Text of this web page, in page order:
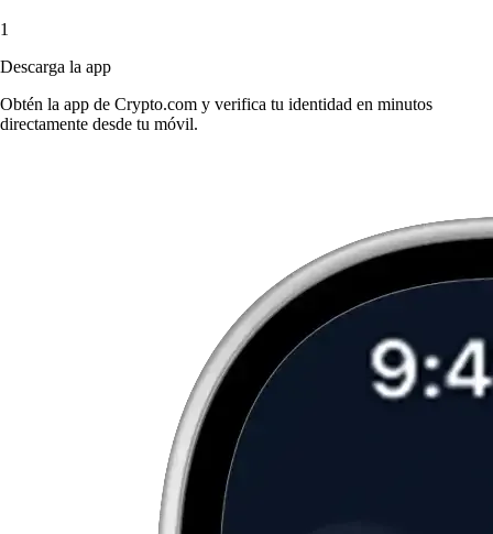
1
Descarga la app
Obtén la app de Crypto.com y verifica tu identidad en minutos
directamente desde tu móvil.